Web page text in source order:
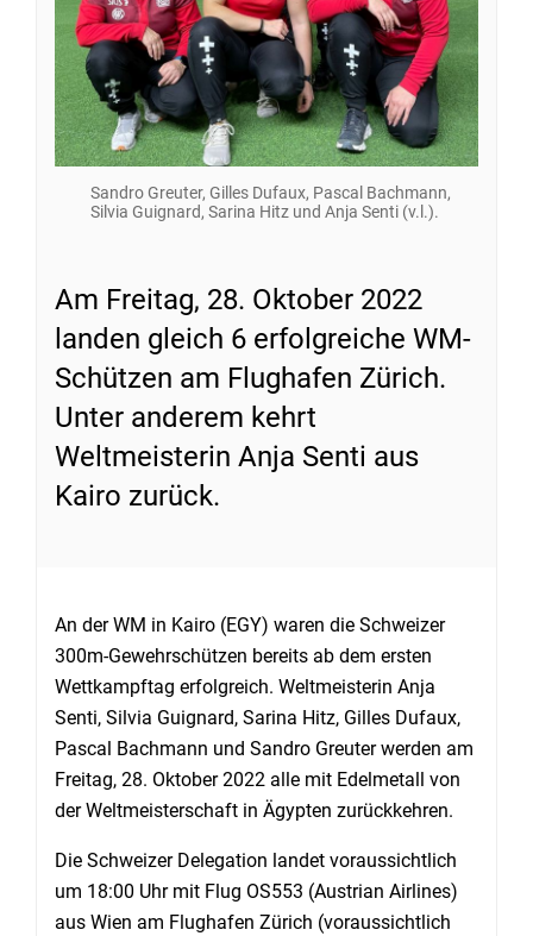
Sandro Greuter, Gilles Dufaux, Pascal Bachmann,
Silvia Guignard, Sarina Hitz und Anja Senti (v.l.).
Am Freitag, 28. Oktober 2022
landen gleich 6 erfolgreiche WM-
Schützen am Flughafen Zürich.
Unter anderem kehrt
Weltmeisterin Anja Senti aus
Kairo zurück.
An der WM in Kairo (EGY) waren die Schweizer
300m-Gewehrschützen bereits ab dem ersten
Wettkampftag erfolgreich. Weltmeisterin Anja
Senti, Silvia Guignard, Sarina Hitz, Gilles Dufaux,
Pascal Bachmann und Sandro Greuter werden am
Freitag, 28. Oktober 2022 alle mit Edelmetall von
der Weltmeisterschaft in Ägypten zurückkehren.
Die Schweizer Delegation landet voraussichtlich
um 18:00 Uhr mit Flug OS553 (Austrian Airlines)
aus Wien am Flughafen Zürich (voraussichtlich